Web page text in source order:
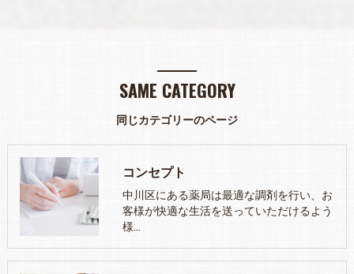
同じカテゴリーのページ
SAME CATEGORY
コンセプト
中川区にある薬局は最適な調剤を行い、お
客様が快適な生活を送っていただけるよう
様…